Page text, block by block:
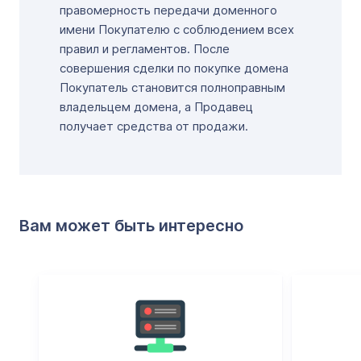
правомерность передачи доменного
имени Покупателю с соблюдением всех
правил и регламентов. После
совершения сделки по покупке домена
Покупатель становится полноправным
владельцем домена, а Продавец
получает средства от продажи.
Вам может быть интересно